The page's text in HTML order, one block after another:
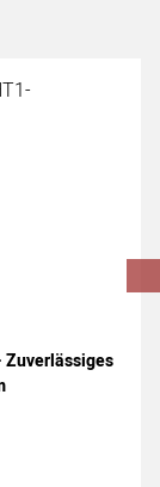
abgegeben
Zuverlässiges